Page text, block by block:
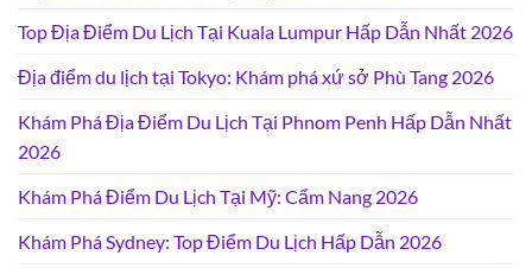
Top Địa Điểm Du Lịch Tại Kuala Lumpur Hấp Dẫn Nhất 2026
Địa điểm du lịch tại Tokyo: Khám phá xứ sở Phù Tang 2026
Khám Phá Địa Điểm Du Lịch Tại Phnom Penh Hấp Dẫn Nhất
2026
Khám Phá Điểm Du Lịch Tại Mỹ: Cẩm Nang 2026
Khám Phá Sydney: Top Điểm Du Lịch Hấp Dẫn 2026